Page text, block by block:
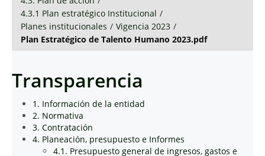
4.3.1 Plan estratégico Institucional /
Planes institucionales / Vigencia 2023 /
Plan Estratégico de Talento Humano 2023.pdf
Transparencia
1. Información de la entidad
2. Normativa
3. Contratación
4. Planeación, presupuesto e Informes
4.1. Presupuesto general de ingresos, gastos e